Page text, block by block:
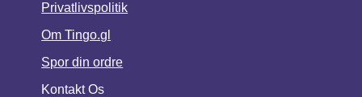
Privatlivspolitik
Om Tingo.gl
Spor din ordre
Kontakt Os